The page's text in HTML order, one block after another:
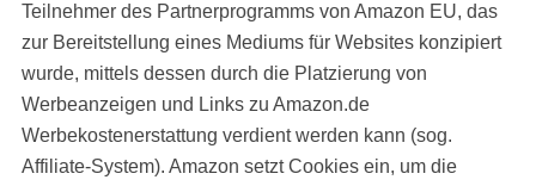
Teilnehmer des Partnerprogramms von Amazon EU, das
zur Bereitstellung eines Mediums für Websites konzipiert
wurde, mittels dessen durch die Platzierung von
Werbeanzeigen und Links zu Amazon.de
Werbekostenerstattung verdient werden kann (sog.
Affiliate-System). Amazon setzt Cookies ein, um die